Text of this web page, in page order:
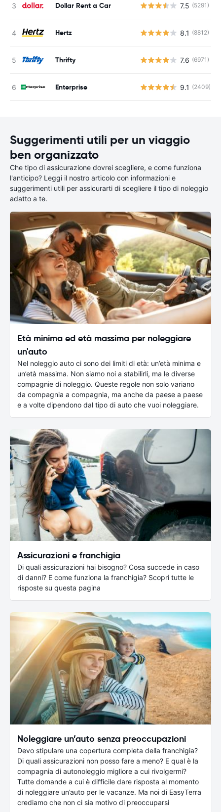
Dollar Rent a Car 7.5 (5291)
Hertz 8.1 (8812)
Thrifty 7.6 (6971)
Enterprise 9.1 (2409)
Suggerimenti utili per un viaggio
ben organizzato
Che tipo di assicurazione dovrei scegliere, e come funziona
l'anticipo? Leggi il nostro articolo con informazioni e
suggerimenti utili per assicurarti di scegliere il tipo di noleggio
adatto a te.
Età minima ed età massima per noleggiare
un'auto
Nel noleggio auto ci sono dei limiti di età: un’età minima e
un’età massima. Non siamo noi a stabilirli, ma le diverse
compagnie di noleggio. Queste regole non solo variano
da compagnia a compagnia, ma anche da paese a paese
e a volte dipendono dal tipo di auto che vuoi noleggiare.
Assicurazioni e franchigia
Di quali assicurazioni hai bisogno? Cosa succede in caso
di danni? E come funziona la franchigia? Scopri tutte le
risposte su questa pagina
Noleggiare un’auto senza preoccupazioni
Devo stipulare una copertura completa della franchigia?
Di quali assicurazioni non posso fare a meno? E qual è la
compagnia di autonoleggio migliore a cui rivolgermi?
Tutte domande a cui è difficile dare risposta al momento
di noleggiare un’auto per le vacanze. Ma noi di EasyTerra
crediamo che non ci sia motivo di preoccuparsi